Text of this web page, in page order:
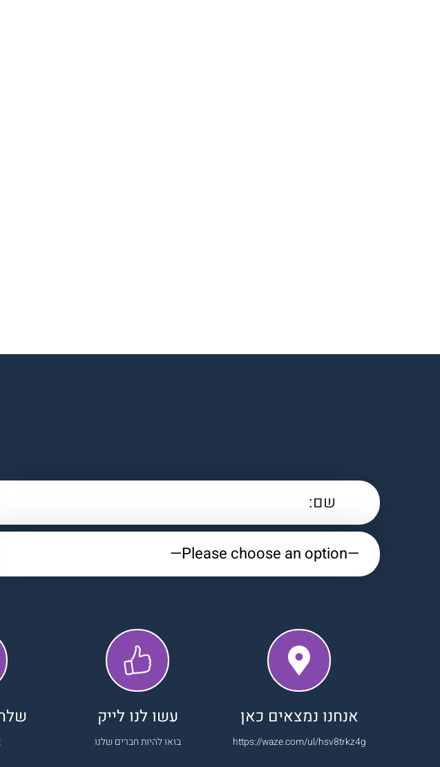
אנחנו נמצאים כאן
https://waze.com/ul/hsv8trkz4g
עשו לנו לייק
בואו להיות חברים שלנו